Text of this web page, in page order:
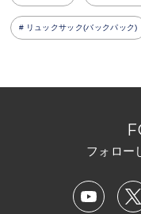
リュックサック(バックパック)
フォロー